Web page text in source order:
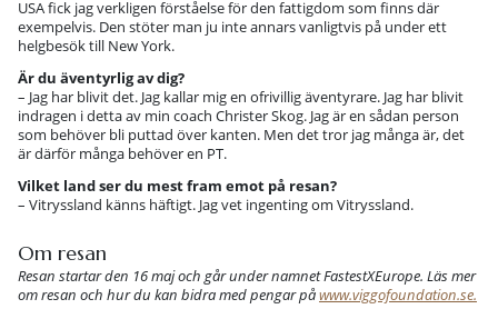
USA fick jag verkligen förståelse för den fattigdom som finns där
exempelvis. Den stöter man ju inte annars vanligtvis på under ett
helgbesök till New York.
Är du äventyrlig av dig?
– Jag har blivit det. Jag kallar mig en ofrivillig äventyrare. Jag har blivit
indragen i detta av min coach Christer Skog. Jag är en sådan person
som behöver bli puttad över kanten. Men det tror jag många är, det
är därför många behöver en PT.
Vilket land ser du mest fram emot på resan?
– Vitryssland känns häftigt. Jag vet ingenting om Vitryssland.
Om resan
Resan startar den 16 maj och går under namnet FastestXEurope. Läs mer
om resan och hur du kan bidra med pengar påwww.viggofoundation.se.